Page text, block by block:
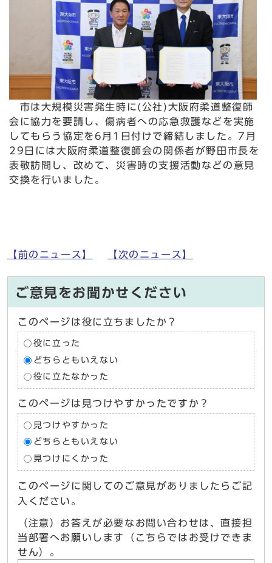
市は大規模災害発生時に(公社)大阪府柔道整復師
会に協力を要請し、傷病者への応急救護などを実施
してもらう協定を6月1日付けで締結しました。7月
29日には大阪府柔道整復師会の関係者が野田市長を
表敬訪問し、改めて、災害時の支援活動などの意見
交換を行いました。
【前のニュース】 【次のニュース】
ご意見をお聞かせください
このページは役に立ちましたか？
役に立った
どちらともいえない
役に立たなかった
このページは見つけやすかったですか？
見つけやすかった
どちらともいえない
見つけにくかった
このページに関してのご意見がありましたらご記
入ください。
（注意）お答えが必要なお問い合わせは、直接担
当部署へお願いします（こちらではお受けできま
せん）。